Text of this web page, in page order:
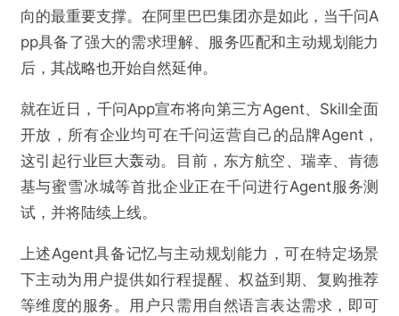
向的最重要支撑。在阿里巴巴集团亦是如此，当千问A
pp具备了强大的需求理解、服务匹配和主动规划能力
后，其战略也开始自然延伸。
就在近日，千问App宣布将向第三方Agent、Skill全面
开放，所有企业均可在千问运营自己的品牌Agent，
这引起行业巨大轰动。目前，东方航空、瑞幸、肯德
基与蜜雪冰城等首批企业正在千问进行Agent服务测
试，并将陆续上线。
上述Agent具备记忆与主动规划能力，可在特定场景
下主动为用户提供如行程提醒、权益到期、复购推荐
等维度的服务。用户只需用自然语言表达需求，即可